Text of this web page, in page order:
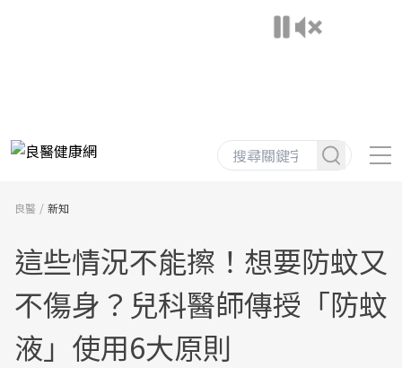
良醫 新知
這些情況不能擦！想要防蚊又
不傷身？兒科醫師傳授「防蚊
液」使用6大原則